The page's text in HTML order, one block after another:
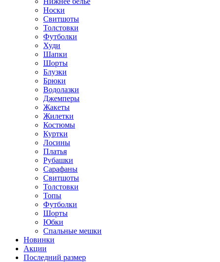
Носки
Свитшоты
Толстовки
Футболки
Худи
Шапки
Шорты
Блузки
Брюки
Водолазки
Джемперы
Жакеты
Жилетки
Костюмы
Куртки
Лосины
Платья
Рубашки
Сарафаны
Свитшоты
Толстовки
Топы
Футболки
Шорты
Юбки
Спальные мешки
Новинки
Акции
Последний размер